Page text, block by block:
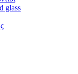
glass